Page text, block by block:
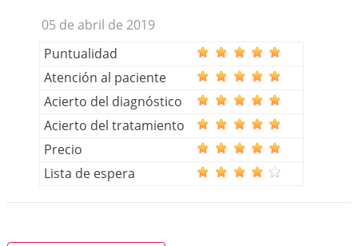
05 de abril de 2019
Puntualidad
Atención al paciente
Acierto del diagnóstico
Acierto del tratamiento
Precio
Lista de espera